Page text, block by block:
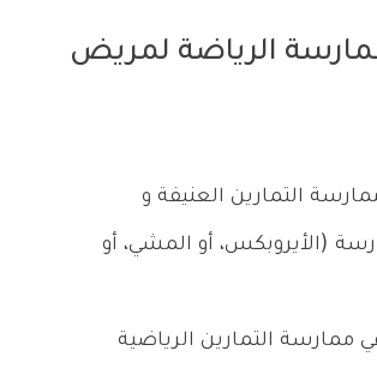
الرياضة لمريض
التمارين العنيفة و
(الأيروبكس، أو المشي، أو
ممارسة التمارين الرياضية